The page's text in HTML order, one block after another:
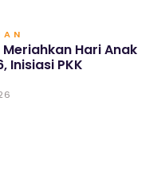
Hari Anak
Inisiasi PKK